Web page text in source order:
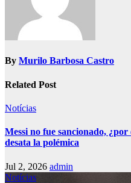
By Murilo Barbosa Castro
Related Post
Notícias
Messi no fue sancionado,
desata la polémica
Jul 2, 2026 admin
Notícias